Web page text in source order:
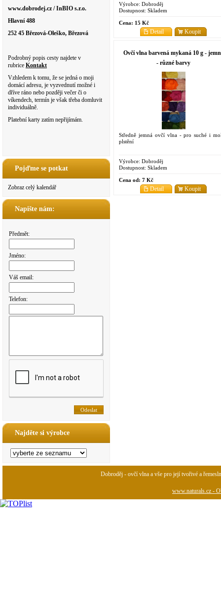
www.dobrodej.cz / InBIO s.r.o.
Hlavní 488
252 45 Březová-Oleško, Březová
Podrobný popis cesty najdete v
rubrice Kontakt
Vzhledem k tomu, že se jedná o moji
domácí adresu, je vyzvednutí možné i
dříve ráno nebo později večer či o
víkendech, termín je však třeba domluvit
individuálně.
Platební karty zatím nepřijímám.
Pojďme se potkat
Zobraz celý kalendář
Napište nám:
Předmět:
Jméno:
Váš email:
Telefon:
Najděte si výrobce
Výrobce: Dobroděj
Dostupnost: Skladem
Cena: 15 Kč
Koupit
Detail
Ovčí vlna barvená mykaná 10 g -
- různé barvy
Středně jemná ovčí vlna - pro suché i
plstění
Výrobce: Dobroděj
Dostupnost: Skladem
Cena od: 7 Kč
Koupit
Detail
Dobroděj - ovčí vlna a vše pro její tvořivé a
www.naturals.cz -